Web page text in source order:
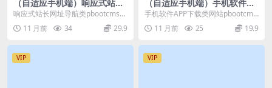
（自适应手机端）响应式站长
网址导航类pbootcms网站模
板 html5导航网站源码下载
响应式站长网址导航类pbootcms网
站模板 html5导航网站源码下载 pb
o... 11 月前 34 29.9
（自适应手机端）手机软件AP
P下载类网站Pbootcms模板
游戏软件应用网站源码 模板自
适应手机端
手机软件APP下载类网站pbootcms
模板 游戏软件应用网站源码 模板自
适应手...
11 月前 25 19.9
VIP VIP